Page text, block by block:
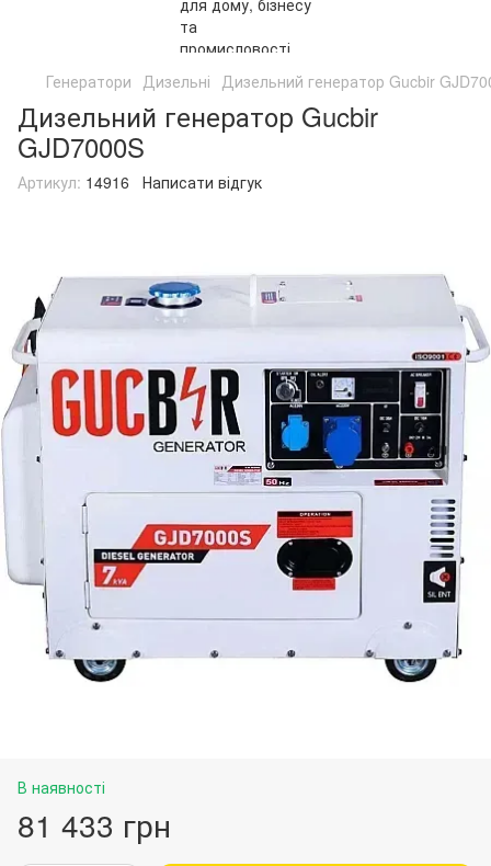
Генератори Дизельні Дизельний генератор Gucbir
Дизельний генератор Gucbir
GJD7000S
Артикул: 14916 Написати відгук
В наявності
81 433 грн